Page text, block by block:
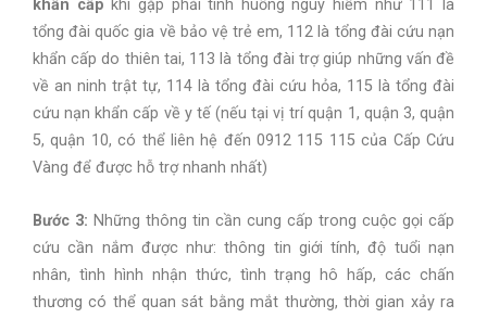
khẩn cấp khi gặp phải tình huống nguy hiểm như 111 là
tổng đài quốc gia về bảo vệ trẻ em, 112 là tổng đài cứu nạn
khẩn cấp do thiên tai, 113 là tổng đài trợ giúp những vấn đề
về an ninh trật tự, 114 là tổng đài cứu hỏa, 115 là tổng đài
cứu nạn khẩn cấp về y tế (nếu tại vị trí quận 1, quận 3, quận
5, quận 10, có thể liên hệ đến 0912 115 115 của Cấp Cứu
Vàng để được hỗ trợ nhanh nhất)
Bước 3: Những thông tin cần cung cấp trong cuộc gọi cấp
cứu cần nắm được như: thông tin giới tính, độ tuổi nạn
nhân, tình hình nhận thức, tình trạng hô hấp, các chấn
thương có thể quan sát bằng mắt thường, thời gian xảy ra